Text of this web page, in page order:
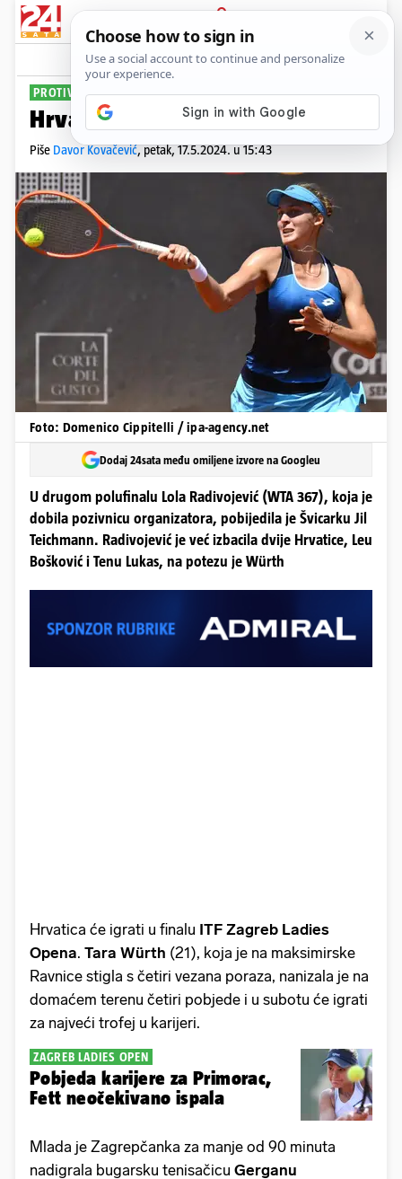
PRIJAVA
Sport Komentari
PROTIV SRPKINJE
Hrvatica u finalu Ladies Opena
Piše Davor Kovačević,petak, 17.5.2024. u 15:43
Foto: Domenico Cippitelli / ipa-agency.net
Dodaj 24sata među omiljene izvore na Googleu
U drugom polufinalu Lola Radivojević (WTA 367), koja je
dobila pozivnicu organizatora, pobijedila je Švicarku Jil
Teichmann. Radivojević je već izbacila dvije Hrvatice, Leu
Bošković i Tenu Lukas, na potezu je Würth
Hrvatica će igrati u finalu ITF Zagreb Ladies
Opena. Tara Würth (21), koja je na maksimirske
Ravnice stigla s četiri vezana poraza, nanizala je na
domaćem terenu četiri pobjede i u subotu će igrati
za najveći trofej u karijeri.
ZAGREB LADIES OPEN
Pobjeda karijere za Primorac,
Fett neočekivano ispala
Mlada je Zagrepčanka za manje od 90 minuta
nadigrala bugarsku tenisačicu Gerganu